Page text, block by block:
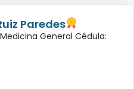
Paredes
General Cédula: